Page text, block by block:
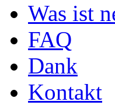
Was ist
FAQ
Dank
Kontakt